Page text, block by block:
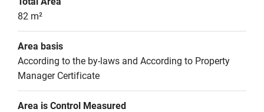
82 m²
Area basis
According to the by-laws and According to Property
Manager Certificate
Area is Control Measured